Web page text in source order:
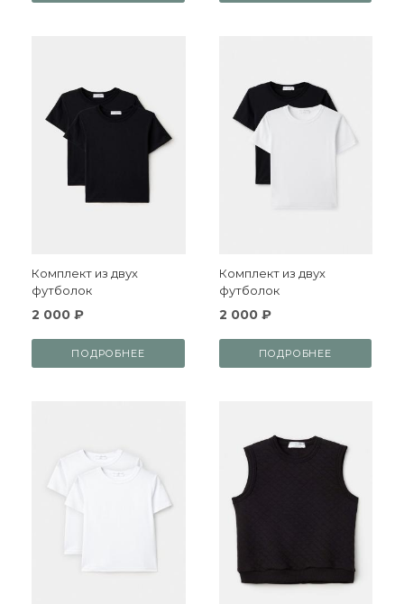
Комплект из двух
футболок
2 000 ₽
ПОДРОБНЕЕ
Комплект из двух
футболок
2 000 ₽
ПОДРОБНЕЕ